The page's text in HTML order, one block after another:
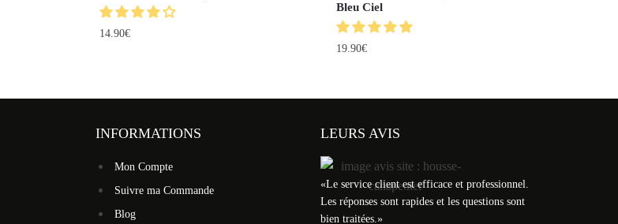
14.90€
Bleu Ciel
19.90€
INFORMATIONS
Mon Compte
Suivre ma Commande
Blog
LEURS AVIS
«Le service client est efficace et professionnel.
Les réponses sont rapides et les questions sont
bien traitées.»